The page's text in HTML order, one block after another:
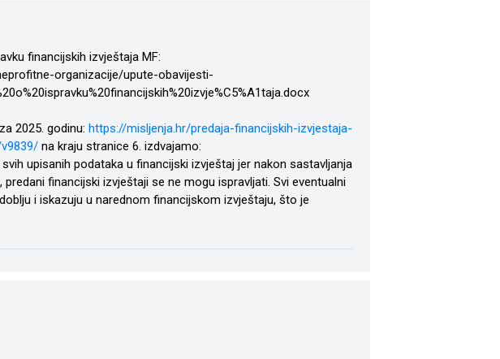
financijskih izvještaja MF:
organizacije/upute-obavijesti-
2025. godinu: https://misljenja.hr/predaja-financijskih-izvjestaja-
na kraju stranice 6. izdvajamo:
upisanih podataka u financijski izvještaj jer nakon sastavljanja
financijski izvještaji se ne mogu ispravljati. Svi eventualni
i iskazuju u narednom financijskom izvještaju, što je